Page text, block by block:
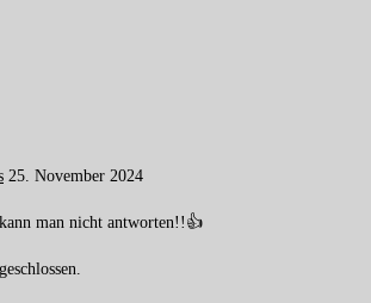
25. November 2024
man nicht antworten!!👍